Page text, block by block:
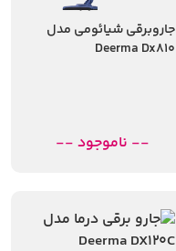
جاروبرقی شیائومی مدل
Deerma Dx810
-- ناموجود --